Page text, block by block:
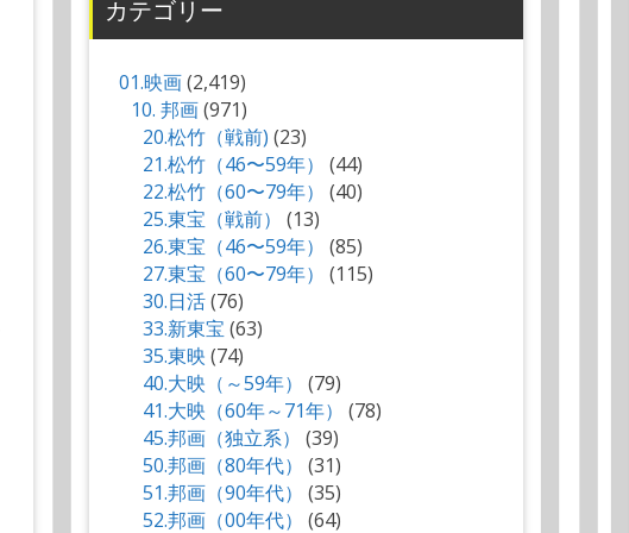
カテゴリー
01.映画(2,419)
10. 邦画(971)
20.松竹（戦前) (23)
21.松竹（46〜59年）
(44)
22.松竹（60〜79年）
(40)
25.東宝（戦前）
(13)
26.東宝（46〜59年）
(85)
27.東宝（60〜79年）
(115)
30.日活(76)
33.新東宝 (63)
35.東映 (74)
40.大映（～59年）
(79)
41.大映（60年～71年）
(78)
45.邦画（独立系）
(39)
50.邦画（80年代）
(31)
51.邦画（90年代）
(35)
52.邦画（00年代）
(64)